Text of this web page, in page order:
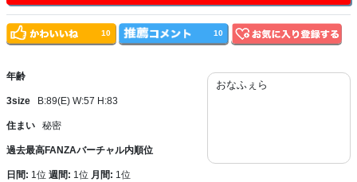
年齢
3size B:89(E) W:57 H:83
住まい 秘密
過去最高FANZAバーチャル内順位
日間: 1位 週間: 1位 月間: 1位
おなふぇら
10 10